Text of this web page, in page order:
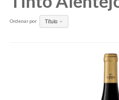
Ordenar por Título